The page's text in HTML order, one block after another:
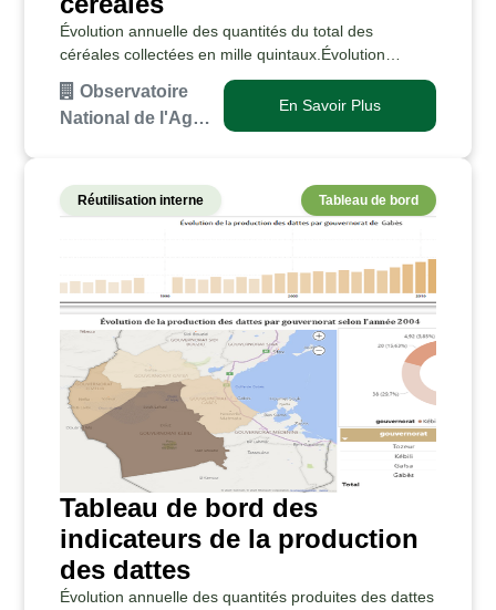
Évolution annuelle des quantités du total des
céréales collectées en mille quintaux.Évolution
annuelle des quantités des céréales collectées par
type de produits en mille quintaux.Évolution annuelle
…
Observatoire
National de l'Ag…
En Savoir Plus
Réutilisation interne Tableau de bord
Tableau de bord des
indicateurs de la production
des dattes
Évolution annuelle des quantités produites des dattes